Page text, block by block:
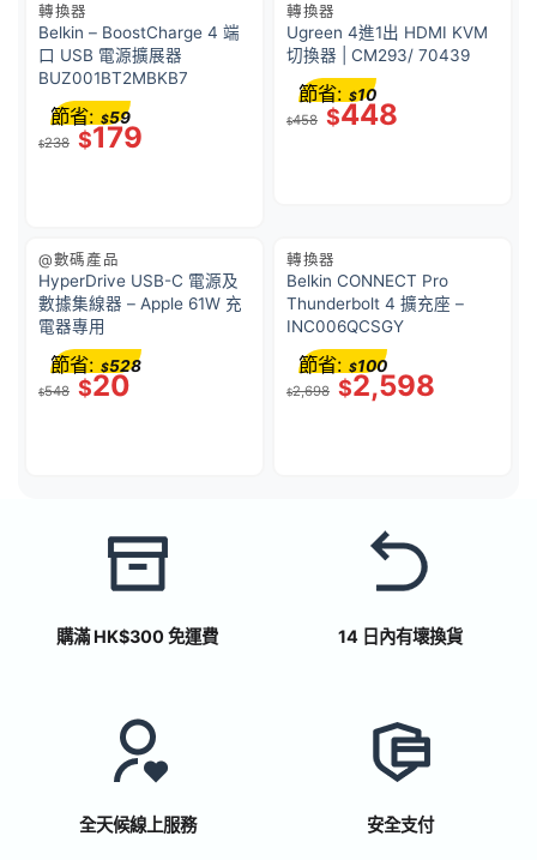
轉換器
Belkin – BoostCharge 4 端
口 USB 電源擴展器
BUZ001BT2MBKB7
$238 $179
節省: $59
轉換器
Ugreen 4進1出 HDMI KVM
切換器 | CM293/ 70439
$458 $448
節省: $10
@數碼產品
HyperDrive USB-C 電源及
數據集線器 – Apple 61W 充
電器專用
$548 $20
節省: $528
轉換器
Belkin CONNECT Pro
Thunderbolt 4 擴充座 –
INC006QCSGY
$2,698 $2,598
節省: $100
購滿 HK$300 免運費 14 日內有壞換貨
全天候線上服務 安全支付